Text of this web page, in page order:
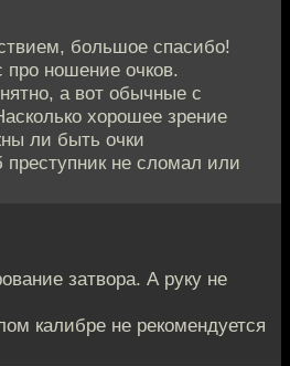
большое спасибо!
про ношение очков.
а вот обычные с
хорошее зрение
ли быть очки
преступник не сломал или
затвора. А руку не
калибре не рекомендуется